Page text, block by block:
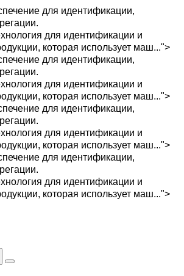
для идентификации,
для идентификации и
которая использует маш...">
для идентификации,
для идентификации и
которая использует маш...">
для идентификации,
для идентификации и
которая использует маш...">
для идентификации,
для идентификации и
которая использует маш...">